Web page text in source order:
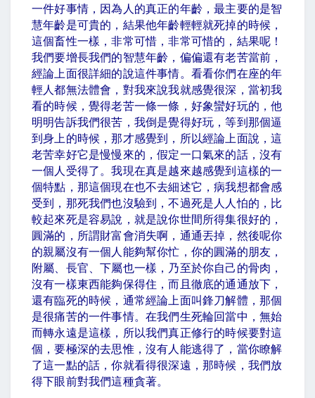
一件好事情，因為人的真正的年齡，最主要的是智
慧年齡是可貴的，結果他年齡輕輕就死掉的時候，
這個畜性一樣，非常可惜，非常可惜的，結果呢！
我們要增長我們的智慧年齡，偏偏還有老苦當前，
經論上面很詳細的說這件事情。看看你們在座的年
輕人都無法體會，對我來說我就感覺很深，當初我
看的時候，覺得老苦一條一條，好象蠻好玩的，他
明明告訴我們很苦，我倒是覺得好玩，等到那個逼
到身上的時候，那才感覺到，所以經論上面說，這
老苦幸好它是慢慢來的，假定一口氣來的話，沒有
一個人受得了。我現在真是越來越感覺到這樣的一
個特點，那這個現在也不去細述它，病我想都會感
受到，那死我們也沒驗到，不過死是人人怕的，比
較起來死是容易說，就是說你世間所得集很好的，
圓滿的，所謂財富會消失啊，通通丟掉，然後呢你
的親屬沒有一個人能夠幫你忙，你的圓滿的朋友，
附屬、長官、下屬也一樣，乃至於你自己的骨肉，
沒有一樣東西能夠保得住，而且徹底的通通放下，
還有臨死的時候，通常經論上面叫鋒刀解體，那個
是很痛苦的一件事情。在我們生死輪回當中，無始
而轉永遠是這樣，所以我們真正修行的時候要對這
個，要極深的去思惟，沒有人能逃得了，當你瞭解
了這一點的話，你就看得很深遠，那時候，我們放
得下眼前對我們這種貪著。